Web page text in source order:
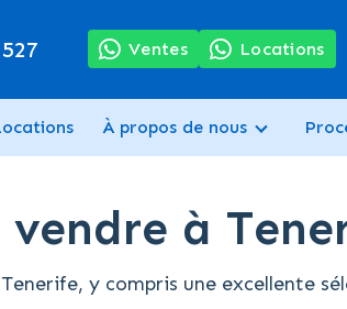
Ventes Locations
À propos de nous
à
y compris une excellente